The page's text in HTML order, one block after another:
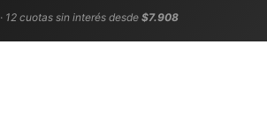
12 cuotas sin interés desde$7.908